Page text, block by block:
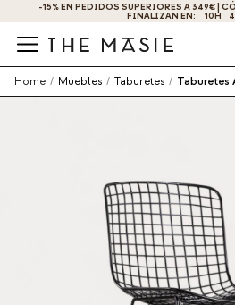
-15% EN PEDIDOS SUPERIORES A 349€ |
FINALIZAN EN: 10H
¡OBTÉN UN -10% DE DESCUENTO
Home / Muebles / Taburetes / Taburetes